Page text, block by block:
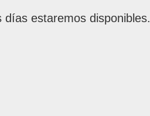
días estaremos disponibles.